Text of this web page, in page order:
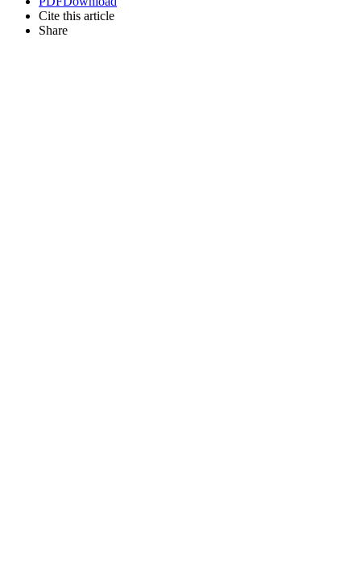
Cite this article
Share